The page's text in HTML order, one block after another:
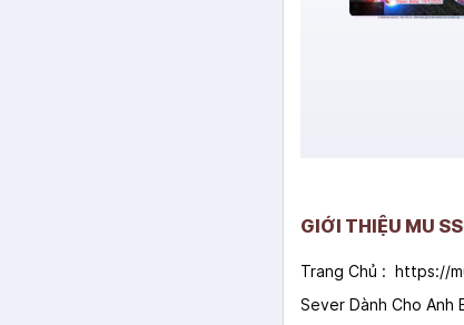
GIỚI THIỆU MU
Trang Chủ : https://
Sever Dành Cho Anh